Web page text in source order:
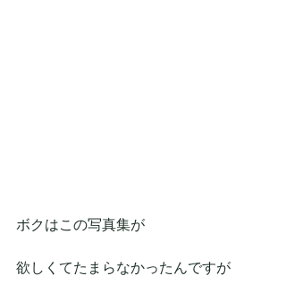
ボクはこの写真集が
欲しくてたまらなかったんですが